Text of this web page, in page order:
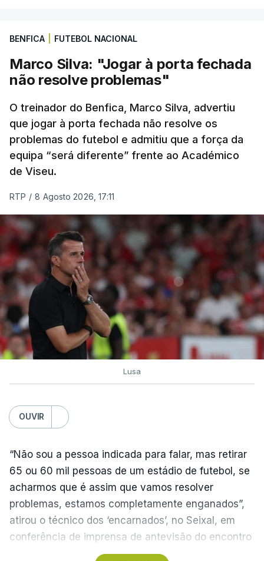
primeira chegada em alto, à Torre na Serra da
Estrela, a 1.961 metros de altitude, que pode criar
diferenças significativas na classificação geral,
após um trajeto de 154,6 quilómetros, com início
em Figueiró dos Vinhos, que inclui três contagens
de montanha de terceira categoria e uma de
segunda antes da subida final, a única de
categoria especial na prova.
BENFICA FUTEBOL NACIONAL
Marco Silva: "Jogar à porta fechada
não resolve problemas"
O treinador do Benfica, Marco Silva, advertiu
que jogar à porta fechada não resolve os
problemas do futebol e admitiu que a força da
equipa “será diferente” frente ao Académico
de Viseu.
RTP / 8 Agosto 2026, 17:11
Lusa
OUVIR
“Não sou a pessoa indicada para falar, mas retirar
65 ou 60 mil pessoas de um estádio de futebol, se
acharmos que é assim que vamos resolver
problemas, estamos completamente enganados”,
atirou o técnico dos ‘encarnados’, no Seixal, em
conferência de imprensa de antevisão do encontro
com o Académico de Viseu.